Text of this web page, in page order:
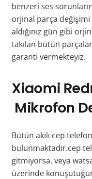
benzeri ses
orjinal parça değişimi
aldığınız gün gibi
takılan bütün
garanti vermekteyiz.
Xiaomi
Mikrofon
Bütün akılı cep
bulunmaktadır.cep
gitmiyorsa. veya
üzerinde